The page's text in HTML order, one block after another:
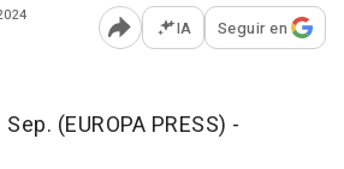
Abrir opciones para
IA Seguir en
(EUROPA PRESS) -